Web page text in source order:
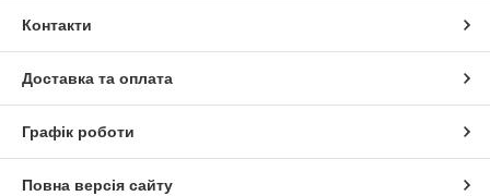
Контакти
Доставка та оплата
Графік роботи
Повна версія сайту